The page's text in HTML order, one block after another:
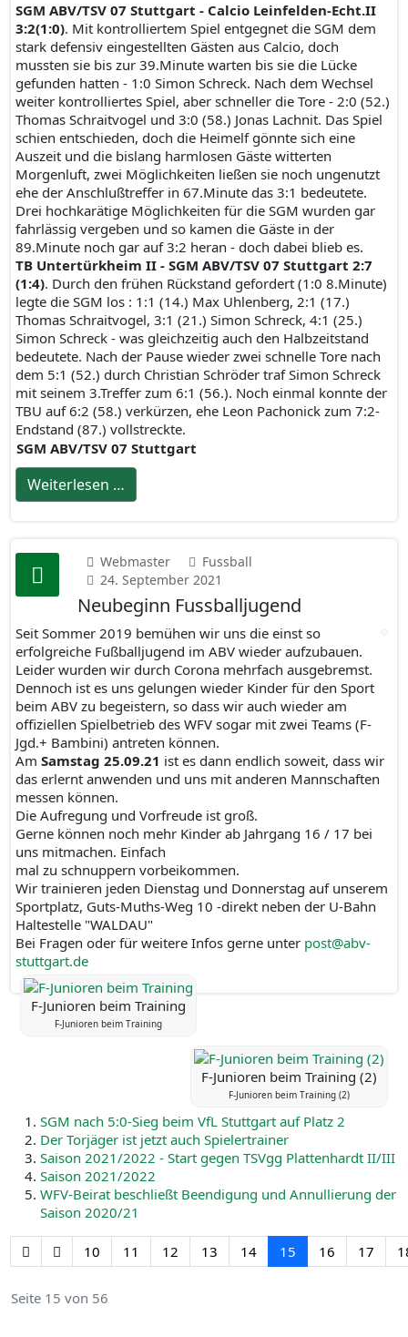
SGM ABV/TSV 07 Stuttgart - Calcio Leinfelden-Echt.II
3:2(1:0). Mit kontrolliertem Spiel entgegnet die SGM dem
stark defensiv eingestellten Gästen aus Calcio, doch
mussten sie bis zur 39.Minute warten bis sie die Lücke
gefunden hatten - 1:0 Simon Schreck. Nach dem Wechsel
weiter kontrolliertes Spiel, aber schneller die Tore - 2:0 (52.)
Thomas Schraitvogel und 3:0 (58.) Jonas Lachnit. Das Spiel
schien entschieden, doch die Heimelf gönnte sich eine
Auszeit und die bislang harmlosen Gäste witterten
Morgenluft, zwei Möglichkeiten ließen sie noch ungenutzt
ehe der Anschlußtreffer in 67.Minute das 3:1 bedeutete.
Drei hochkarätige Möglichkeiten für die SGM wurden gar
fahrlässig vergeben und so kamen die Gäste in der
89.Minute noch gar auf 3:2 heran - doch dabei blieb es.
TB Untertürkheim II - SGM ABV/TSV 07 Stuttgart 2:7
(1:4). Durch den frühen Rückstand gefordert (1:0 8.Minute)
legte die SGM los : 1:1 (14.) Max Uhlenberg, 2:1 (17.)
Thomas Schraitvogel, 3:1 (21.) Simon Schreck, 4:1 (25.)
Simon Schreck - was gleichzeitig auch den Halbzeitstand
bedeutete. Nach der Pause wieder zwei schnelle Tore nach
dem 5:1 (52.) durch Christian Schröder traf Simon Schreck
mit seinem 3.Treffer zum 6:1 (56.). Noch einmal konnte der
TBU auf 6:2 (58.) verkürzen, ehe Leon Pachonick zum 7:2-
Endstand (87.) vollstreckte.
SGM ABV/TSV 07 Stuttgart
Weiterlesen …
Webmaster
Fussball
24. September 2021
Neubeginn Fussballjugend
Seit Sommer 2019 bemühen wir uns die einst so
erfolgreiche Fußballjugend im ABV wieder aufzubauen.
Leider wurden wir durch Corona mehrfach ausgebremst.
Dennoch ist es uns gelungen wieder Kinder für den Sport
beim ABV zu begeistern, so dass wir auch wieder am
offiziellen Spielbetrieb des WFV sogar mit zwei Teams (F-
Jgd.+ Bambini) antreten können.
Am Samstag 25.09.21 ist es dann endlich soweit, dass wir
das erlernt anwenden und uns mit anderen Mannschaften
messen können.
Die Aufregung und Vorfreude ist groß.
Gerne können noch mehr Kinder ab Jahrgang 16 / 17 bei
uns mitmachen. Einfach
mal zu schnuppern vorbeikommen.
Wir trainieren jeden Dienstag und Donnerstag auf unserem
Sportplatz, Guts-Muths-Weg 10 -direkt neben der U-Bahn
Haltestelle "WALDAU"
Bei Fragen oder für weitere Infos gerne unter post@abv-
stuttgart.de
F-Junioren beim Training
F-Junioren beim Training
F-Junioren beim Training (2)
F-Junioren beim Training (2)
SGM nach 5:0-Sieg beim VfL Stuttgart auf Platz 2
Der Torjäger ist jetzt auch Spielertrainer
Saison 2021/2022 - Start gegen TSVgg Plattenhardt II/III
Saison 2021/2022
WFV-Beirat beschließt Beendigung und Annullierung der
Saison 2020/21
10 11 12 13 14 15 16 17
Seite 15 von 56